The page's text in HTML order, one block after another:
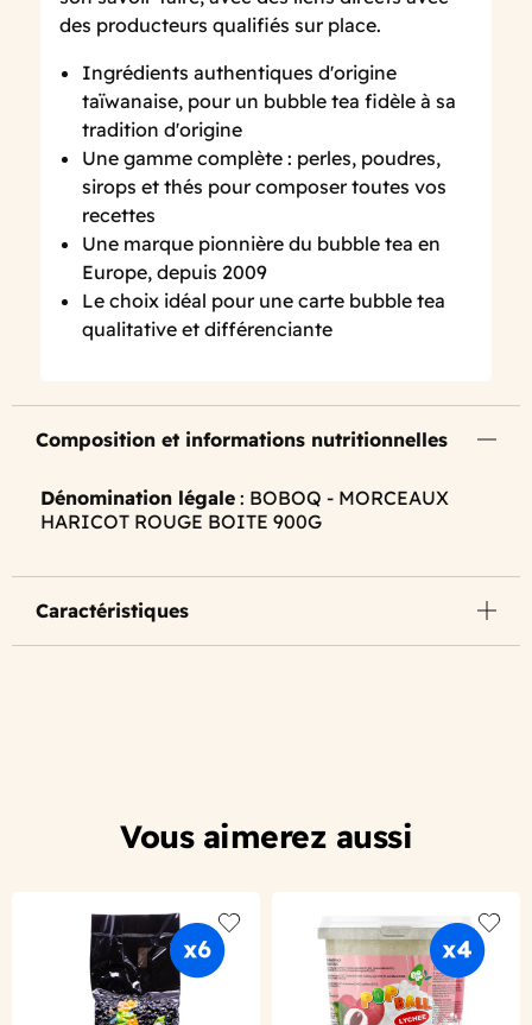
des producteurs qualifiés sur place.
Ingrédients authentiques d'origine
taïwanaise, pour un bubble tea fidèle à sa
tradition d'origine
Une gamme complète : perles, poudres,
sirops et thés pour composer toutes vos
recettes
Une marque pionnière du bubble tea en
Europe, depuis 2009
Le choix idéal pour une carte bubble tea
qualitative et différenciante
Composition et informations nutritionnelles
Dénomination légale : BOBOQ - MORCEAUX
HARICOT ROUGE BOITE 900G
Caractéristiques
Vous aimerez aussi
Add to wishlist Add